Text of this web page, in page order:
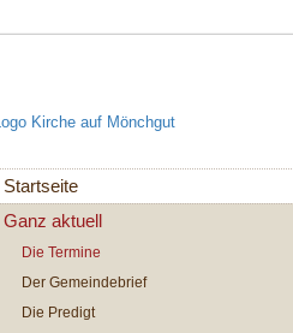
Navigation
überspringen
Startseite
Ganz aktuell
Die Termine
Der Gemeindebrief
Die Predigt